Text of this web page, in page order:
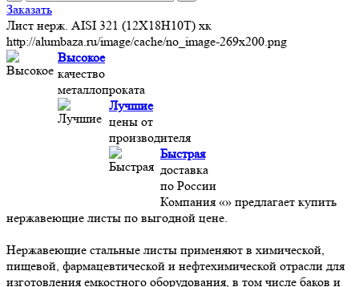
Заказать
Лист нерж. AISI 321 (12Х18Н10Т) хк
http://alumbaza.ru/image/cache/no_image-269x200.png
Высокое
качество
металлопроката
Лучшие
цены от
производителя
Быстрая
доставка
по России
Компания «» предлагает купить
нержавеющие листы по выгодной цене.
Нержавеющие стальные листы применяют в химической,
пищевой, фармацевтической и нефтехимической отрасли для
изготовления емкостного оборудования, в том числе баков и